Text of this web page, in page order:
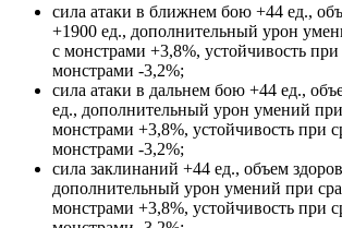
сила атаки в ближнем бою +44 ед.,
+1900 ед., дополнительный урон
с монстрами +3,8%, устойчивость
монстрами -3,2%;
сила атаки в дальнем бою +44 ед.,
ед., дополнительный урон умений
монстрами +3,8%, устойчивость при
монстрами -3,2%;
сила заклинаний +44 ед., объем
дополнительный урон умений при
монстрами +3,8%, устойчивость при